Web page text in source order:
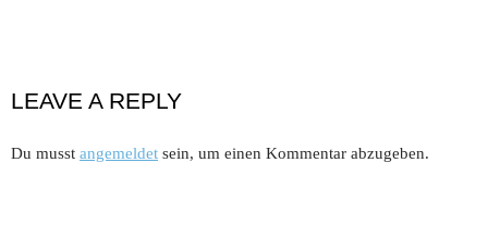
LEAVE A REPLY
Du musst angemeldet sein, um einen Kommentar abzugeben.